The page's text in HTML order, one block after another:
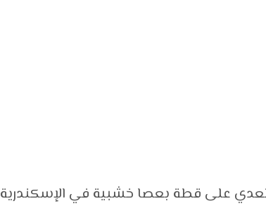
على قطة بعصا خشبية في الإسكندرية